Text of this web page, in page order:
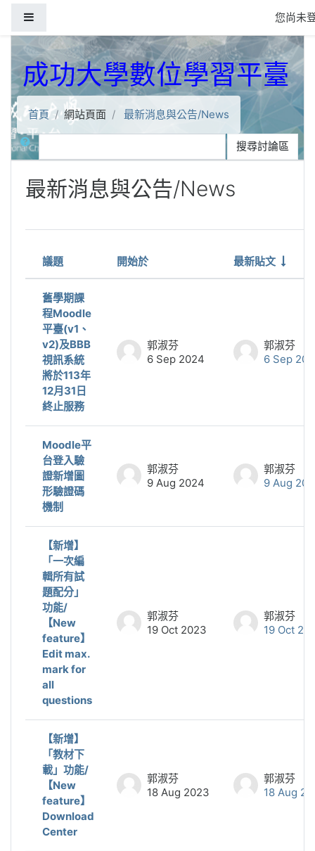
您尚未
成功大學數位學習平臺
首頁 網站頁面
最新消息與公告/News
搜尋
搜尋討論區
最新消息與公告/News
狀態
議題 開始於 最新貼文
舊學期課
程Moodle
平臺(v1、
v2)及BBB
視訊系統
將於113年
12月31日
終止服務
郭淑芬
6 Sep 2024
郭淑芬
6 Sep
Moodle平
台登入驗
證新增圖
形驗證碼
機制
郭淑芬
9 Aug 2024
郭淑芬
9 Aug
【新增】
「一次編
輯所有試
題配分」
功能/
【New
feature】
Edit max.
mark for
all
questions
郭淑芬
19 Oct 2023
郭淑芬
19 Oct
【新增】
「教材下
載」功能/
【New
feature】
Download
Center
郭淑芬
18 Aug 2023
郭淑芬
18 Aug